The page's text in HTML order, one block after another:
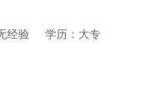
经验 学历：大专